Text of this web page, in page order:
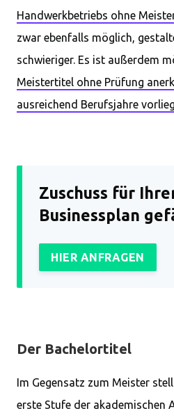
Handwerkbetriebs ohne
zwar ebenfalls möglich,
schwieriger. Es ist außerdem
Meistertitel ohne Prüfung
ausreichend Berufsjahre
Zuschuss für
Businessplan
HIER ANFRAGEN
Der Bachelortitel
Im Gegensatz zum Meister
erste Stufe der akademischen